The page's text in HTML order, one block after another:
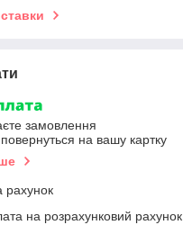
замовлення
на вашу картку
рахунок
на розрахунковий рахунок